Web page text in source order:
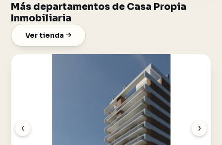
Más departamentos de Casa Propia
Inmobiliaria
Ver tienda
‹ ›